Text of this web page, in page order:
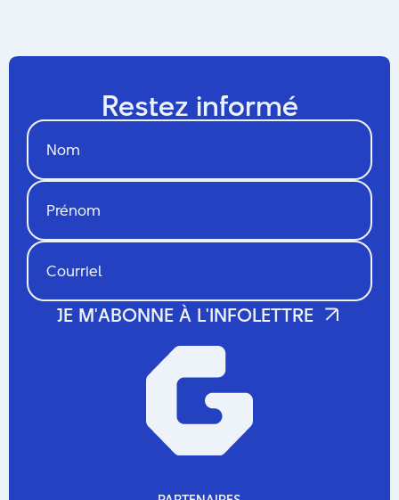
Restez informé